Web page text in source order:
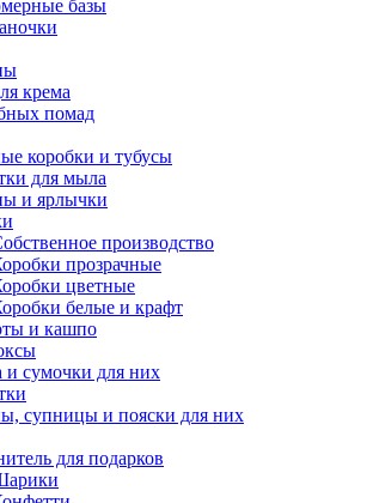
базы
крема
помад
коробки и тубусы
для мыла
и ярлычки
производство
прозрачные
цветные
белые и крафт
и кашпо
и сумочки для них
супницы и пояски для них
для подарков